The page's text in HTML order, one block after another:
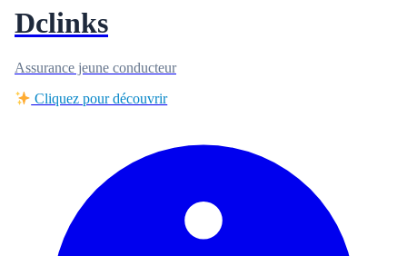
Dclinks
Assurance jeune conducteur
Cliquez pour découvrir